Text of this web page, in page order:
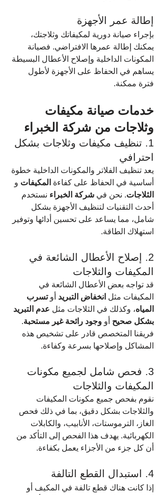
إطالة عمر الأجهزة
بإجراء صيانة دورية لمكيفاتك وثلاجتك،
يمكنك إطالة عمرها الافتراضي. فصيانة
المكونات الداخلية وإصلاح الأعطال البسيطة
يساهم في الحفاظ على الأجهزة لأطول
فترة ممكنة.
خدمات صيانة مكيفات
وثلاجات من شركة الخبراء
1. تنظيف مكيفات وثلاجات بشكل
احترافي
يعد تنظيف الفلاتر والمكونات الداخلية خطوة
أساسية في الحفاظ على كفاءة المكيفات و
الثلاجات. نحن في شركة الخبراء نستخدم
أحدث التقنيات لتنظيف الأجهزة بشكل
شامل، مما يساعد على تحسين أدائها وتوفير
استهلاك الطاقة.
2. إصلاح الأعطال الشائعة في
المكيفات والثلاجات
قد تواجه بعض الأعطال الشائعة في
المكيفات مثل انخفاض التبريد أو تسرب
المياه، وكذلك في الثلاجات مثل عدم التبريد
بشكل صحيح أو وجود رائحة غير مستحبة.
فريقنا المتخصص قادر على تشخيص هذه
المشاكل وإصلاحها بسرعة وكفاءة.
3. فحص شامل لجميع مكونات
المكيفات والثلاجات
نقوم بفحص جميع مكونات المكيفات
والثلاجات بشكل دقيق، بما في ذلك فحص
الغاز، الترموستات، الأنابيب، والكابلات
الكهربائية. يهدف هذا الفحص إلى التأكد من
أن كل جزء من الأجزاء يعمل بكفاءة.
4. استبدال القطع التالفة
إذا كانت هناك قطع تالفة في المكيف أو